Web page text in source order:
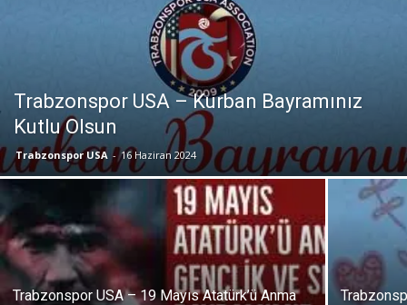
Trabzonspor USA – Kurban Bayramınız
Kutlu Olsun
Trabzonspor USA - 16 Haziran 2024
Trabzonspor USA – 19 Mayıs Atatürk’ü Anma